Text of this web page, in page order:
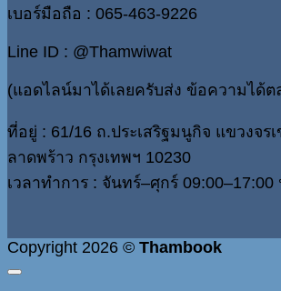
เบอร์มือถือ : 065-463-9226
Line ID : @Thamwiwat
(แอดไลน์มาได้เลยครับส่ง ข้อความได้ต
ที่อยู่ : 61/16 ถ.ประเสริฐมนูกิจ แขวงจร
ลาดพร้าว กรุงเทพฯ 10230
เวลาทำการ : จันทร์–ศุกร์ 09:00–17:00
Copyright 2026 © Thambook